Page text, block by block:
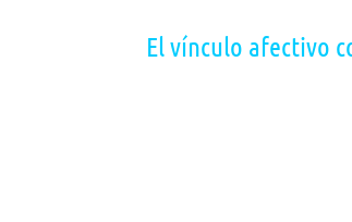
El vínculo afectivo